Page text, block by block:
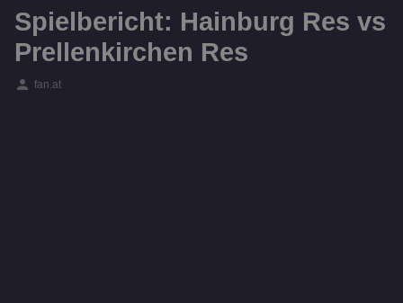
Spielbericht: Hainburg Res vs
Prellenkirchen Res
person fan.at